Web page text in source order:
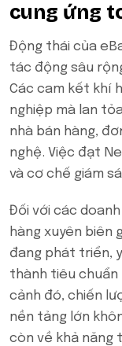
cung ứng
Động thái của
tác động sâu
Các cam kết khí
nghiệp mà lan
nhà bán hàng,
nghệ. Việc đạt
và cơ chế giám
Đối với các
hàng xuyên biên
đang phát triển,
thành tiêu chuẩn
cảnh đó, chiến
nền tảng lớn
còn về khả năng